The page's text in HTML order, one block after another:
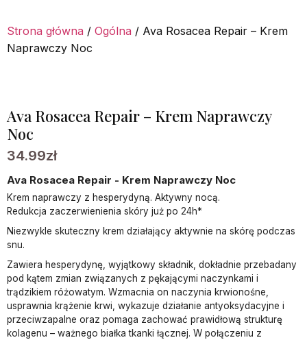
Strona główna / Ogólna / Ava Rosacea Repair – Krem
Naprawczy Noc
Ava Rosacea Repair – Krem Naprawczy
Noc
34.99zł
Ava Rosacea Repair - Krem Naprawczy Noc
Krem naprawczy z hesperydyną. Aktywny nocą.
Redukcja zaczerwienienia skóry już po 24h*
Niezwykle skuteczny krem działający aktywnie na skórę podczas
snu.
Zawiera hesperydynę, wyjątkowy składnik, dokładnie przebadany
pod kątem zmian związanych z pękającymi naczynkami i
trądzikiem różowatym. Wzmacnia on naczynia krwionośne,
usprawnia krążenie krwi, wykazuje działanie antyoksydacyjne i
przeciwzapalne oraz pomaga zachować prawidłową strukturę
kolagenu – ważnego białka tkanki łącznej. W połączeniu z